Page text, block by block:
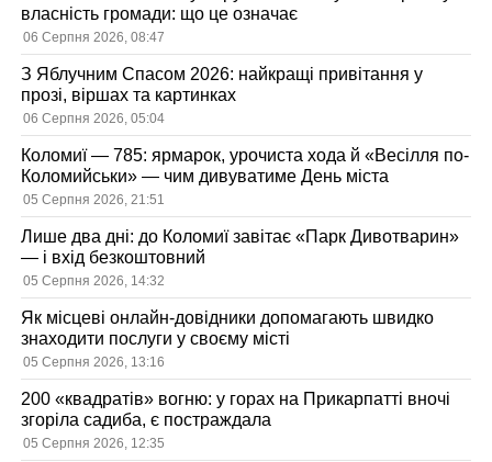
власність громади: що це означає
06 Серпня 2026, 08:47
З Яблучним Спасом 2026: найкращі привітання у
прозі, віршах та картинках
06 Серпня 2026, 05:04
Коломиї — 785: ярмарок, урочиста хода й «Весілля по-
Коломийськи» — чим дивуватиме День міста
05 Серпня 2026, 21:51
Лише два дні: до Коломиї завітає «Парк Дивотварин»
— і вхід безкоштовний
05 Серпня 2026, 14:32
Як місцеві онлайн-довідники допомагають швидко
знаходити послуги у своєму місті
05 Серпня 2026, 13:16
200 «квадратів» вогню: у горах на Прикарпатті вночі
згоріла садиба, є постраждала
05 Серпня 2026, 12:35